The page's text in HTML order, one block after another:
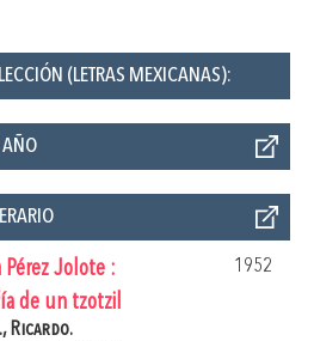
(LETRAS MEXICANAS):
AÑO
Pérez Jolote :
de un tzotzil
1952
Ricardo.